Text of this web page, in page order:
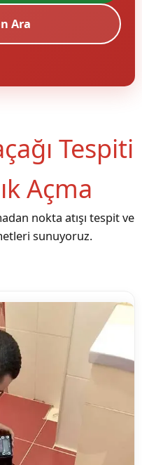
Ara
Tespiti
Açma
nokta atışı tespit ve
sunuyoruz.